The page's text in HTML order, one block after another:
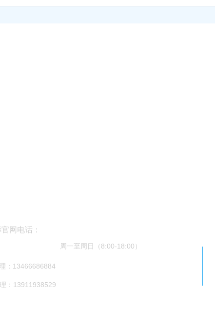
：13466686884
网电话：
：13911938529
周一至周日（8:00-18:00）